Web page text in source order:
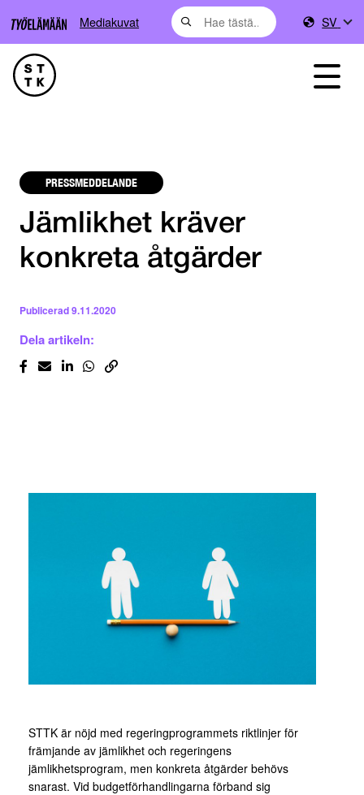
Mediakuvat SV
PRESSMEDDELANDE
Jämlikhet kräver
konkreta åtgärder
Publicerad9.11.2020
Dela artikeln:
STTK är nöjd med regeringprogrammets riktlinjer för
främjande av jämlikhet och regeringens
jämlikhetsprogram, men konkreta åtgärder behövs
snarast. Vid budgetförhandlingarna förband sig